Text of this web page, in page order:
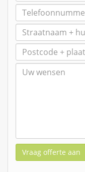
Vraag offerte aan